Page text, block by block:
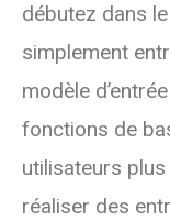
débutez dans
simplement
modèle
fonctions de
utilisateurs
réaliser des